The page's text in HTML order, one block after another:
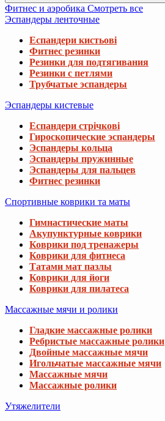
Фитнес и аэробика Смотреть все
Эспандеры ленточные
Еспандери кистьові
Фитнес резинки
Резинки для подтягивания
Резинки с петлями
Трубчатые эспандеры
Эспандеры кистевые
Еспандери стрічкові
Гироскопические эспандеры
Эспандеры кольца
Эспандеры пружинные
Эспандеры для пальцев
Фитнес резинки
Спортивные коврики та маты
Гимнастические маты
Акупунктурные коврики
Коврики под тренажеры
Коврики для фитнеса
Татами мат пазлы
Коврики для йоги
Коврики для пилатеса
Массажные мячи и ролики
Гладкие массажные ролики
Ребристые массажные ролики
Двойные массажные мячи
Игольчатые массажные мячи
Массажные мячи
Массажные ролики
Утяжелители